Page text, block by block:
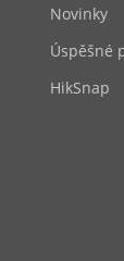
Novinky
Úspěšné
HikSnap